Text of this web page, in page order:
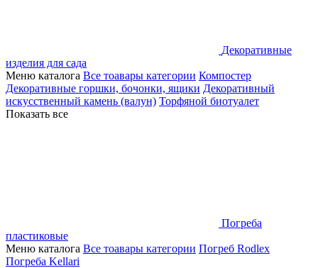
Декоративные
изделия для сада
Меню каталога Все тоавары категории Компостер
Декоративные горшки, бочонки, ящики Декоративный
искусственный камень (валун) Торфяной биотуалет
Показать все
Погреба
пластиковые
Меню каталога Все тоавары категории Погреб Rodlex
Погреба Kellari